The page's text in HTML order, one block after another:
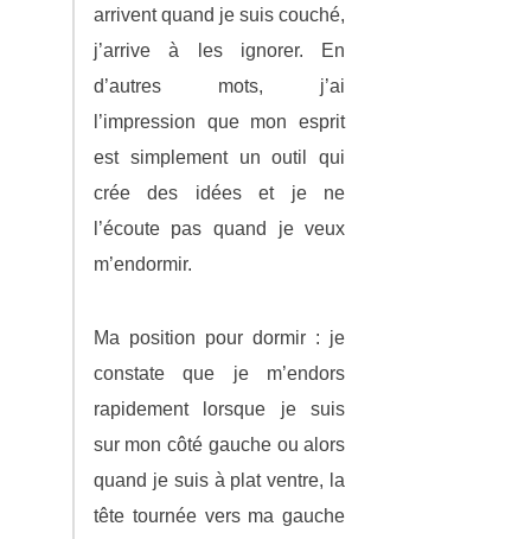
arrivent quand je suis couché,
j’arrive à les ignorer. En
d’autres mots, j’ai
l’impression que mon esprit
est simplement un outil qui
crée des idées et je ne
l’écoute pas quand je veux
m’endormir.
Ma position pour dormir : je
constate que je m’endors
rapidement lorsque je suis
sur mon côté gauche ou alors
quand je suis à plat ventre, la
tête tournée vers ma gauche